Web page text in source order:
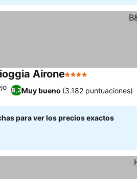
Airone4 Estrellas
8,3Muy bueno (3.182 puntuaciones)
para ver los precios exactos